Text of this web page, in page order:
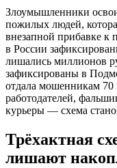
Злоумышленники
пожилых людей,
внезапной прибавке к
в России
лишались миллионов
зафиксированы в
отдала мошенникам
работодателей,
курьеры — схема
Трёхактная
лишают